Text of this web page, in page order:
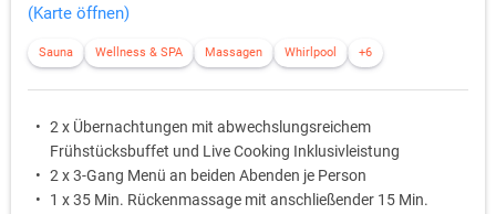
(Karte öffnen)
Sauna Wellness & SPA Massagen Whirlpool +6
2 x Übernachtungen mit abwechslungsreichem
Frühstücksbuffet und Live Cooking Inklusivleistung
2 x 3-Gang Menü an beiden Abenden je Person
1 x 35 Min. Rückenmassage mit anschließender 15 Min.